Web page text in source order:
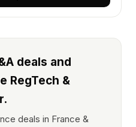
deals and
RegTech &
deals in France &